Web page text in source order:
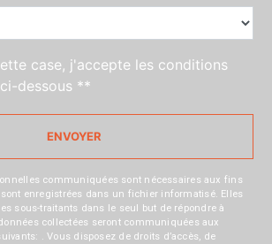
case, j'accepte les conditions
dessous **
ENVOYER
communiquées sont nécessaires aux fins
enregistrées dans un fichier informatisé. Elles
sous-traitants dans le seul but de répondre à
collectées seront communiquées aux
. Vous disposez de droits d’accès, de